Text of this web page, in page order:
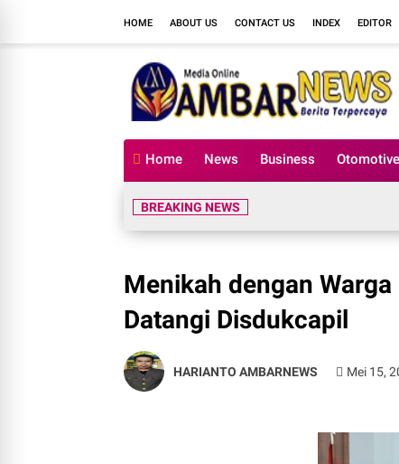
HOME ABOUT US CONTACT US INDEX EDITOR
Home News Business Otomotive
BREAKING NEWS
Menikah dengan
Datangi Disdukcapil
HARIANTO AMBARNEWS Mei 15,